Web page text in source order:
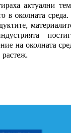
актуални
в околната
на околната